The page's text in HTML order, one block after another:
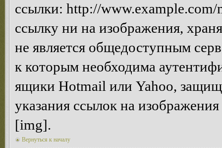
ссылки: http://
ссылку ни на изображения,
не является общедоступным
к которым необходима
ящики Hotmail или Yahoo,
указания ссылок на
[img].
Вернуться к началу